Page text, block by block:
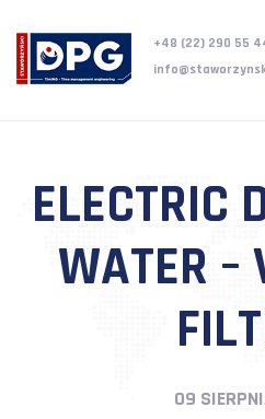
+48 (22) 290 55
ELECTRIC
WATER –
09